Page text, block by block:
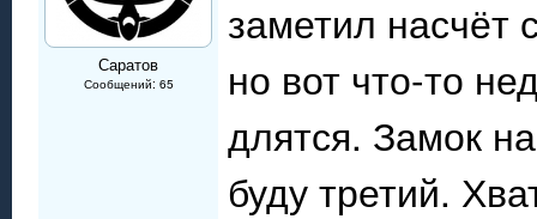
Саратов
Сообщений: 65
заметил насчёт
но вот что-то
длятся. Замок
буду третий.